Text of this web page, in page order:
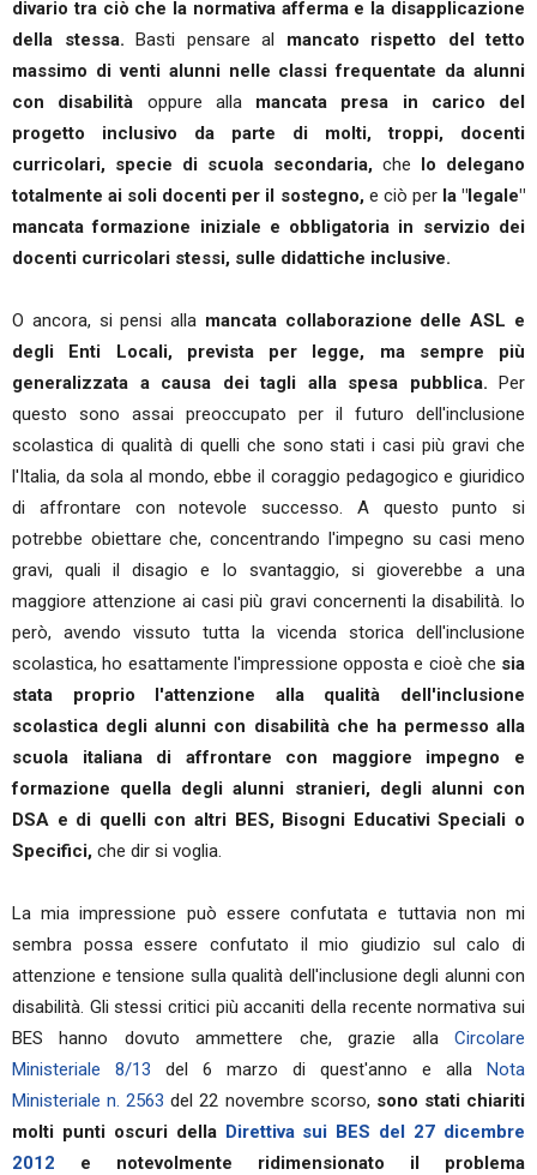
divario tra ciò che la normativa afferma e la disapplicazione
della stessa. Basti pensare al mancato rispetto del tetto
massimo di venti alunni nelle classi frequentate da alunni
con disabilità oppure alla mancata presa in carico del
progetto inclusivo da parte di molti, troppi, docenti
curricolari, specie di scuola secondaria, che lo delegano
totalmente ai soli docenti per il sostegno,e ciò per la "legale"
mancata formazione iniziale e obbligatoria in servizio dei
docenti curricolari stessi, sulle didattiche inclusive.
O ancora, si pensi alla mancata collaborazione delle ASL e
degli Enti Locali, prevista per legge, ma sempre più
generalizzata a causa dei tagli alla spesa pubblica. Per
questo sono assai preoccupato per il futuro dell'inclusione
scolastica di qualità di quelli che sono stati i casi più gravi che
l'Italia, da sola al mondo, ebbe il coraggio pedagogico e giuridico
di affrontare con notevole successo. A questo punto si
potrebbe obiettare che, concentrando l'impegno su casi meno
gravi, quali il disagio e lo svantaggio, si gioverebbe a una
maggiore attenzione ai casi più gravi concernenti la disabilità. Io
però, avendo vissuto tutta la vicenda storica dell'inclusione
scolastica, ho esattamente l'impressione opposta e cioè che sia
stata proprio l'attenzione alla qualità dell'inclusione
scolastica degli alunni con disabilità che ha permesso alla
scuola italiana di affrontare con maggiore impegno e
formazione quella degli alunni stranieri, degli alunni con
DSA e di quelli con altri BES, Bisogni Educativi Speciali o
Specifici, che dir si voglia.
La mia impressione può essere confutata e tuttavia non mi
sembra possa essere confutato il mio giudizio sul calo di
attenzione e tensione sulla qualità dell'inclusione degli alunni con
disabilità. Gli stessi critici più accaniti della recente normativa sui
BES hanno dovuto ammettere che, grazie alla Circolare
Ministeriale 8/13 del 6 marzo di quest'anno e alla Nota
Ministeriale n. 2563 del 22 novembre scorso, sono stati chiariti
molti punti oscuri della Direttiva sui BES del 27 dicembre
2012 e notevolmente ridimensionato il problema